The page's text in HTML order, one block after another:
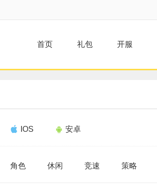
首页 礼包 开服
IOS 安卓
角色 休闲 竞速 策略